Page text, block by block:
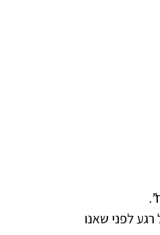
לפני שאנו